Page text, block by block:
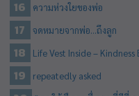
ความห่วงใยของพ่อ
จดหมายจากพ่อ…ถึงลูก
Life Vest Inside –
repeatedly asked